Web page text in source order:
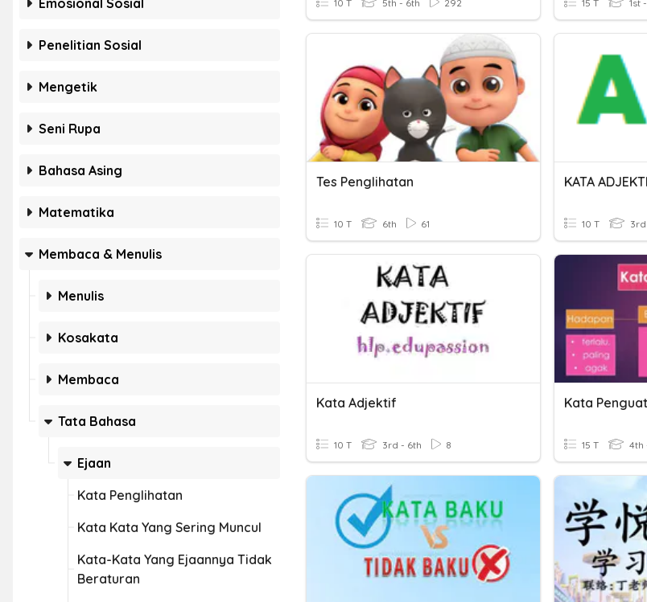
Emosional Sosial
Penelitian Sosial
Mengetik
Seni Rupa
Bahasa Asing
Matematika
Membaca & Menulis
Menulis
Kosakata
Membaca
Tata Bahasa
Ejaan
Kata Penglihatan
Kata Kata Yang Sering Muncul
Kata-Kata Yang Ejaannya Tidak
Beraturan
10 T 5th - 6th 292 15 T 1st
Tes Penglihatan
10 T 6th 61
KATA
10 T
Kata Adjektif
10 T 3rd - 6th 8
Kata Penguat
15 T 4th